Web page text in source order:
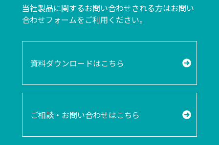
当社製品に関するお問い合わせされる方はお問い
合わせフォームをご利用ください。
資料ダウンロードはこちら
ご相談・お問い合わせはこちら